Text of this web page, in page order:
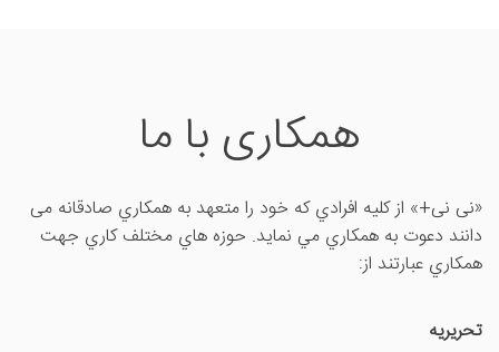
همکاری با ما
«نی نی+» از کليه افرادي که خود را متعهد به همکاري صادقانه می
دانند دعوت به همکاري مي نمايد. حوزه هاي مختلف کاري جهت
همکاري عبارتند از:
تحریریه